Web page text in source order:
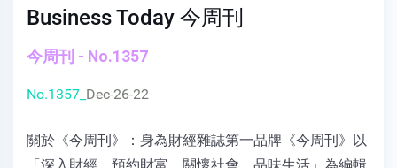
Business Today 今周刊
今周刊 - No.1357
No.1357_ Dec-26-22
關於《今周刊》：身為財經雜誌第一品牌《今周刊》以